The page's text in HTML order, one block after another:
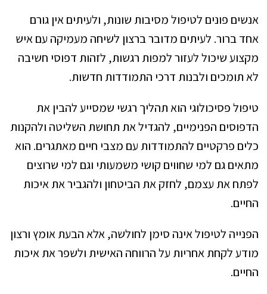
אנשים פונים לטיפול מסיבות שונות, ולעיתים אין גורם
אחד ברור. לעיתים מדובר ברצון לשיחה מעמיקה עם איש
מקצוע שיכול לעזור למפות רגשות, לזהות דפוסי חשיבה
לא תומכים ולבנות דרכי התמודדות חדשות.
טיפול פסיכולוגי הוא תהליך רגשי שמסייע להבין את
הדפוסים הפנימיים, להגדיל את תחושת השליטה ולהקנות
כלים פרקטיים להתמודדות עם מצבי חיים מאתגרים. הוא
מתאים גם למי שחווים קושי משמעותי וגם למי שרוצים
לפתח את עצמם, לחזק את הביטחון ולהגביר את איכות
החיים.
הפנייה לטיפול אינה סימן לחולשה, אלא הבעת אומץ ורצון
מודע לקחת אחריות על הרווחה האישית ולשפר את איכות
החיים.